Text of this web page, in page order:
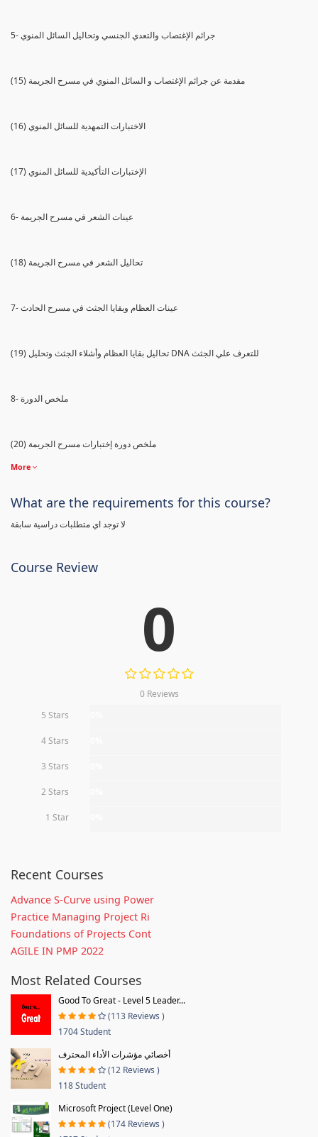
5- جرائم الإغتصاب والتعدي الجنسي وتحاليل السائل المنوي
(15) مقدمة عن جرائم الإغتصاب و السائل المنوي في مسرح الجريمة
(16) الاختبارات التمهدية للسائل المنوي
(17) الإختبارات التأكيدية للسائل المنوي
6- عينات الشعر في مسرح الجريمة
(18) تحاليل الشعر في مسرح الجريمة
7- عينات العظام وبقايا الجثث في مسرح الحادث
(19) تحاليل بقايا العظام وأشلاء الجثث وتحليل DNA للتعرف علي الجثث
8- ملخص الدورة
(20) ملخص دورة إختبارات مسرح الجريمة
More
What are the requirements for this course?
لا توجد اي متطلبات دراسية سابقة
Course Review
0
0 Reviews
5 Stars
4 Stars
3 Stars
2 Stars
1 Star
Recent Courses
Advance S-Curve using Power
Practice Managing Project Ri
Foundations of Projects Cont
AGILE IN PMP 2022
Most Related Courses
Good To Great - Level 5 Leader...
(113 Reviews )
1704 Student
أخصائي مؤشرات الأداء المحترف
(12 Reviews )
118 Student
Microsoft Project (Level One)
(174 Reviews )